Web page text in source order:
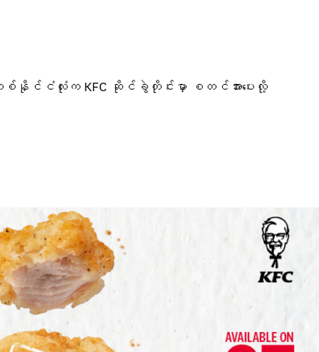
နိုင်ငံလုံးက KFC ဆိုင်ခွဲတိုင်းမှာ စတင်အားပေးလို့